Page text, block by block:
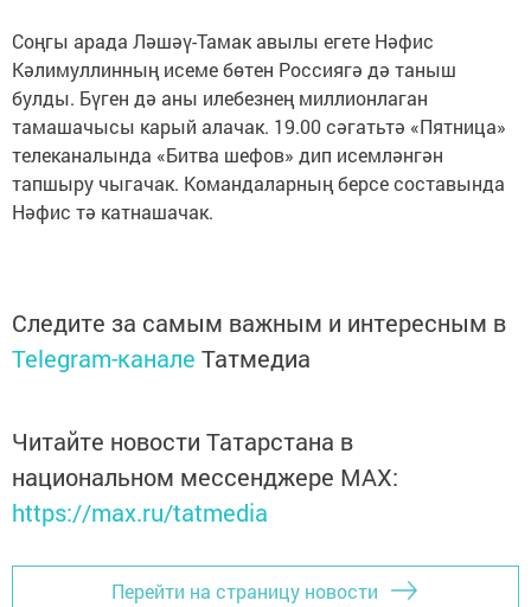
Соңгы арада Ләшәү-Тамак авылы егете Нәфис
Кәлимуллинның исеме бөтен Россиягә дә таныш
булды. Бүген дә аны илебезнең миллионлаган
тамашачысы карый алачак. 19.00 сәгатьтә «Пятница»
телеканалында «Битва шефов» дип исемләнгән
тапшыру чыгачак. Командаларның берсе составында
Нәфис тә катнашачак.
Следите за самым важным и интересным в
Telegram-канале Татмедиа
Читайте новости Татарстана в
национальном мессенджере MАХ:
https://max.ru/tatmedia
Перейти на страницу новости